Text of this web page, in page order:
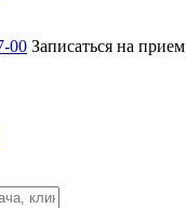
00 Записаться на прием